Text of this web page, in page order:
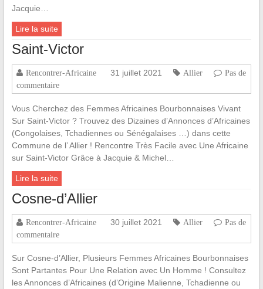
Jacquie…
Lire la suite
Saint-Victor
Rencontrer-Africaine 31 juillet 2021 Allier
Pas de
commentaire
Vous Cherchez des Femmes Africaines Bourbonnaises Vivant
Sur Saint-Victor ? Trouvez des Dizaines d’Annonces d’Africaines
(Congolaises, Tchadiennes ou Sénégalaises …) dans cette
Commune de l’ Allier ! Rencontre Très Facile avec Une Africaine
sur Saint-Victor Grâce à Jacquie & Michel…
Lire la suite
Cosne-d’Allier
Rencontrer-Africaine 30 juillet 2021 Allier
Pas de
commentaire
Sur Cosne-d’Allier, Plusieurs Femmes Africaines Bourbonnaises
Sont Partantes Pour Une Relation avec Un Homme ! Consultez
les Annonces d’Africaines (d’Origine Malienne, Tchadienne ou